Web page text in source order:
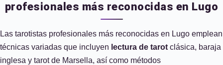
profesionales más reconocidas en Lugo
Las tarotistas profesionales más reconocidas en Lugo emplean
técnicas variadas que incluyen lectura de tarot clásica, baraja
inglesa y tarot de Marsella, así como métodos